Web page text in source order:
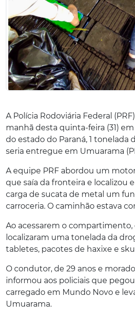
A Polícia Rodoviária Federal
manhã desta quinta-feira (31)
do estado do Paraná, 1 tonelada
seria entregue em Umuarama
A equipe PRF abordou um
que saía da fronteira e localizou
carga de sucata de metal um
carroceria. O caminhão estava
Ao acessarem o compartimento,
localizaram uma tonelada da
tabletes, pacotes de haxixe e
O condutor, de 29 anos e
informou aos policiais que
carregado em Mundo Novo e
Umuarama.